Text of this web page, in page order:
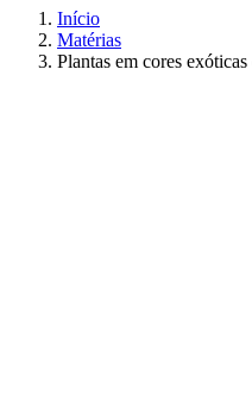
Início
Matérias
Plantas em cores